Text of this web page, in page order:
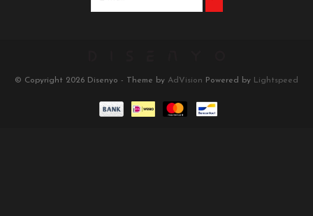
© Copyright 2026 Disenyo - Theme by AdVision Powered by Lightspeed